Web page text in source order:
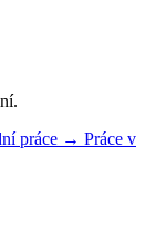
práce → Práce v